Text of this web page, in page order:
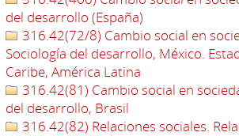
del desarrollo (España)
316.42(72/8) Cambio social en
Sociología del desarrollo, México.
Caribe, América Latina
316.42(81) Cambio social en
del desarrollo, Brasil
316.42(82) Relaciones sociales.